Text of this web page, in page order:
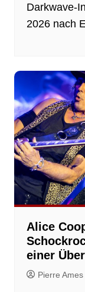
Darkwave-
2026 nach
Alice
einer
Pierre Ames